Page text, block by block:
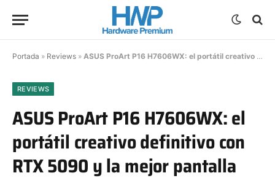
Portada » Reviews » ASUS ProArt P16 H7606WX: el portátil creativo definitivo con RTX 5090 y la mejor pantalla OLED que hemos probado
REVIEWS
ASUS ProArt P16 H7606WX: el
portátil creativo definitivo con
RTX 5090 y la mejor pantalla